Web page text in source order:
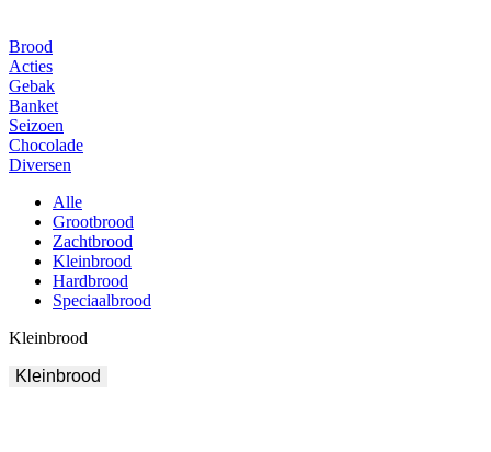
Brood
Acties
Gebak
Banket
Seizoen
Chocolade
Diversen
Alle
Grootbrood
Zachtbrood
Kleinbrood
Hardbrood
Speciaalbrood
Kleinbrood
Kleinbrood